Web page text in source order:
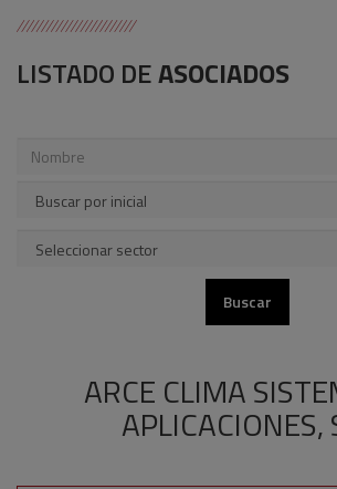
LISTADO DEASOCIADOS
ARCE CLIMA
APLICACIONES,